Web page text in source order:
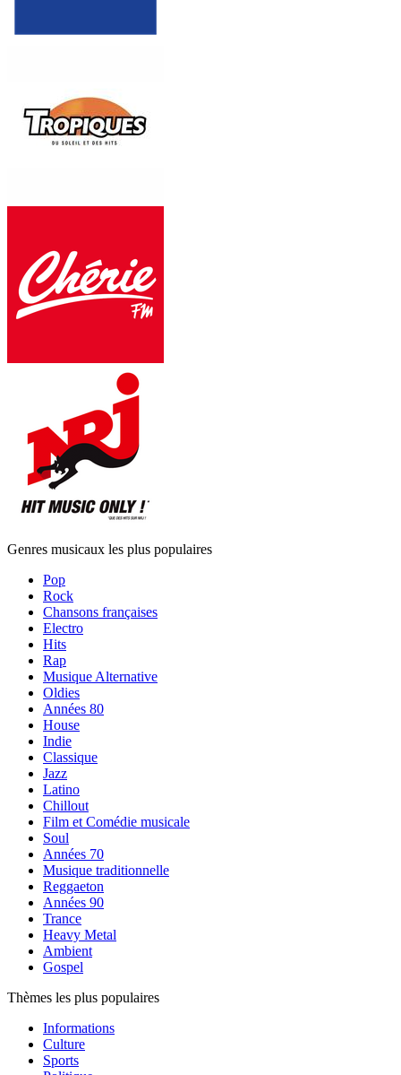
Genres musicaux les plus populaires
Pop
Rock
Chansons françaises
Electro
Hits
Rap
Musique Alternative
Oldies
Années 80
House
Indie
Classique
Jazz
Latino
Chillout
Film et Comédie musicale
Soul
Années 70
Musique traditionnelle
Reggaeton
Années 90
Trance
Heavy Metal
Ambient
Gospel
Thèmes les plus populaires
Informations
Culture
Sports